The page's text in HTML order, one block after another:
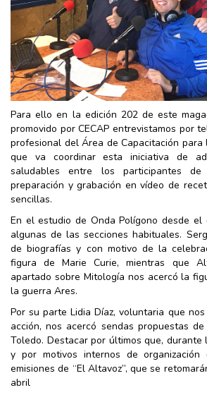
Para ello en la edición 202 de este
promovido por CECAP entrevistamos por
profesional del Área de Capacitación para
que va coordinar esta iniciativa de
saludables entre los participantes
preparación y grabación en vídeo de
sencillas.
En el estudio de Onda Polígono desde el
algunas de las secciones habituales.
de biografías y con motivo de la
figura de Marie Curie, mientras que
apartado sobre Mitología nos acercó la
la guerra Ares.
Por su parte Lidia Díaz, voluntaria que
acción, nos acercó sendas propuestas
Toledo. Destacar por últimos que, durante
y por motivos internos de organización
emisiones de “El Altavoz”, que se
abril